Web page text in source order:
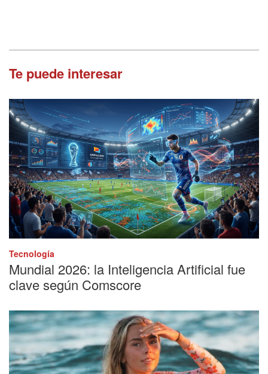
Te puede interesar
Tecnología
Mundial 2026: la Inteligencia Artificial fue
clave según Comscore